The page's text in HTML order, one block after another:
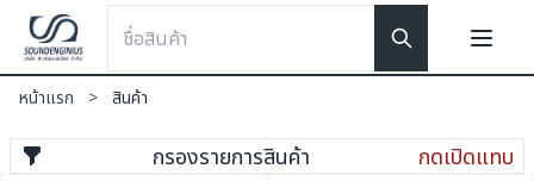
หน้าแรก > สินค้า
กรองรายการสินค้า กดเปิดแทบ